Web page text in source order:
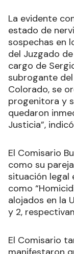
La evidente
estado de
sospechas en
del Juzgado
cargo de
subrogante del
Colorado, se
progenitora y
quedaron
Justicia”,
El Comisario
como su
situación legal
como
alojados en la
y 2,
El Comisario